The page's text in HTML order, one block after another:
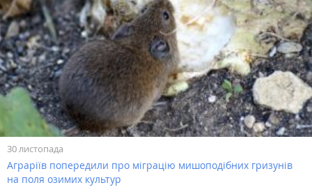
30 листопада
Аграріїв попередили про міграцію мишоподібних гризунів
на поля озимих культур